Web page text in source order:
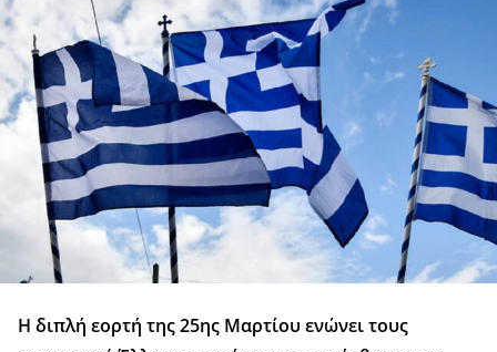
Η διπλή εορτή της 25ης Μαρτίου ενώνει τους